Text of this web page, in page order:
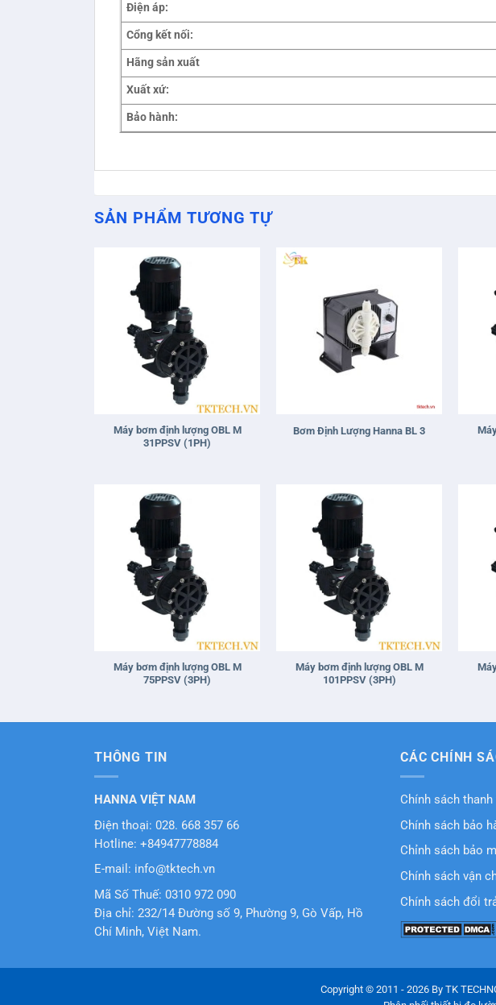
Điện áp:
Cổng kết nối:
Hãng sản xuất
Xuất xứ:
Bảo hành:
SẢN PHẨM TƯƠNG TỰ
Máy bơm định lượng OBL M
31PPSV (1PH)
Bơm Định Lượng Hanna BL 3
Máy bơm định lượng OBL M
75PPSV (3PH)
Máy bơm định lượng OBL M
101PPSV (3PH)
THÔNG TIN
HANNA VIỆT NAM
Điện thoại: 028. 668 357 66
Hotline: +84947778884
E-mail: info@tktech.vn
Mã Số Thuế: 0310 972 090
Địa chỉ: 232/14 Đường số 9, Phường 9, Gò Vấp, Hồ
Chí Minh, Việt Nam.
CÁC CHÍNH
Chính sách thanh
Chính sách bảo
Chỉnh sách bảo
Chính sách vận
Chính sách đổi
Copyright © 2011 - 2026 By TK